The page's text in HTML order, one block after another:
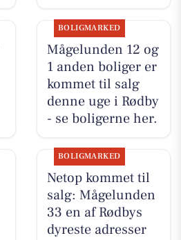
BOLIGMARKED
Mågelunden 12 og
1 anden boliger er
kommet til salg
denne uge i Rødby
- se boligerne her.
BOLIGMARKED
Netop kommet til
salg: Mågelunden
33 en af Rødbys
dyreste adresser